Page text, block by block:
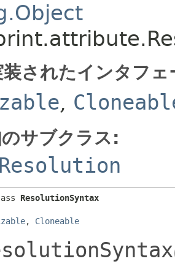
されたインタフ
,
サブクラス:
ResolutionSyntax
, Cloneable